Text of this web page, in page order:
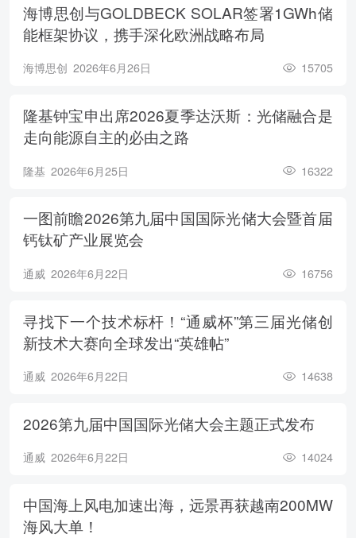
海博思创与GOLDBECK SOLAR签署1GWh储
能框架协议，携手深化欧洲战略布局
海博思创 2026年6月26日 15705
隆基钟宝申出席2026夏季达沃斯：光储融合是
走向能源自主的必由之路
隆基 2026年6月25日 16322
一图前瞻2026第九届中国国际光储大会暨首届
钙钛矿产业展览会
通威 2026年6月22日 16756
寻找下一个技术标杆！“通威杯”第三届光储创
新技术大赛向全球发出“英雄帖”
通威 2026年6月22日 14638
2026第九届中国国际光储大会主题正式发布
通威 2026年6月22日 14024
中国海上风电加速出海，远景再获越南200MW
海风大单！